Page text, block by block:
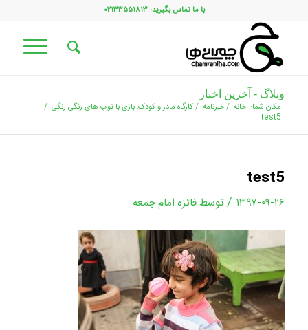
با ما تماس بگیرید: ۰۲۱۳۳۵۵۱۸۱۳
وبلاگ - آخرین اخبار
مکان شما: خانه /خبرنامه /کارگاه مادر و کودک؛ بازی با توپ های رنگی رنگی /
test5
test5
۱۳۹۷-۰۹-۲۶ / توسطفائزه امام جمعه